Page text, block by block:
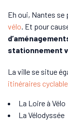
Eh oui, Nantes se
vélo . Et pour
stationnement
La ville se situe
itinéraires
La Loire à Vélo
La Vélodyssée